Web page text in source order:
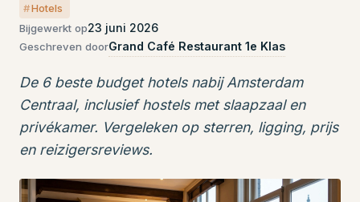
Hotels
Bijgewerkt op23 juni 2026
Geschreven doorGrand Café Restaurant 1e Klas
De 6 beste budget hotels nabij Amsterdam
Centraal, inclusief hostels met slaapzaal en
privékamer. Vergeleken op sterren, ligging, prijs
en reizigersreviews.